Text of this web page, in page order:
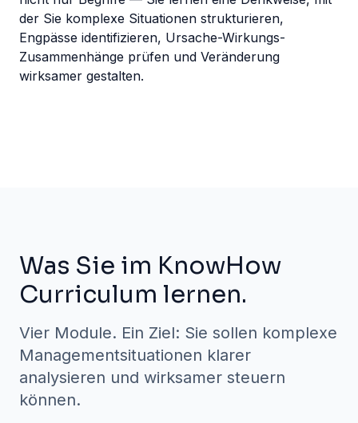
der Sie komplexe Situationen strukturieren,
Engpässe identifizieren, Ursache-Wirkungs-
Zusammenhänge prüfen und Veränderung
wirksamer gestalten.
Was Sie im KnowHow
Curriculum lernen.
Vier Module. Ein Ziel: Sie sollen komplexe
Managementsituationen klarer
analysieren und wirksamer steuern
können.